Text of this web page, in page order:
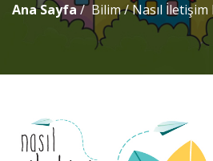
Ana Sayfa Bilim/Nasıl İletişim